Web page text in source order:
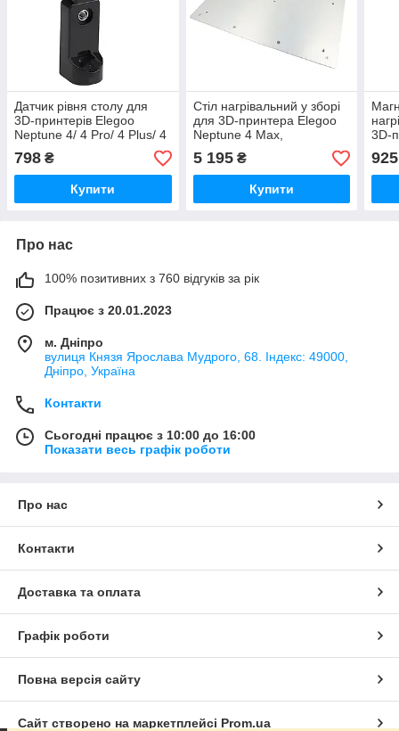
Датчик рівня столу для
3D-принтерів Elegoo
Neptune 4/ 4 Pro/ 4 Plus/ 4
Max, індуктивний,
(оригінал, 04.202.0015 /
50.204.0290)
798 ₴
Купити
Стіл нагрівальний у зборі
для 3D-принтера Elegoo
Neptune 4 Max,
430*430мм, 24В,
(оригінал, 20.205.0082)
5 195₴
Купити
3D-
мм,
925
Про нас
100% позитивних з 760 відгуків за рік
Працює з 20.01.2023
м. Дніпро
вулиця Князя Ярослава Мудрого, 68. Індекс: 49000,
Дніпро, Україна
Контакти
Сьогодні працює з 10:00 до 16:00
Показати весь графік роботи
Про нас
Контакти
Доставка та оплата
Графік роботи
Повна версія сайту
Сайт створено на маркетплейсі Prom.ua